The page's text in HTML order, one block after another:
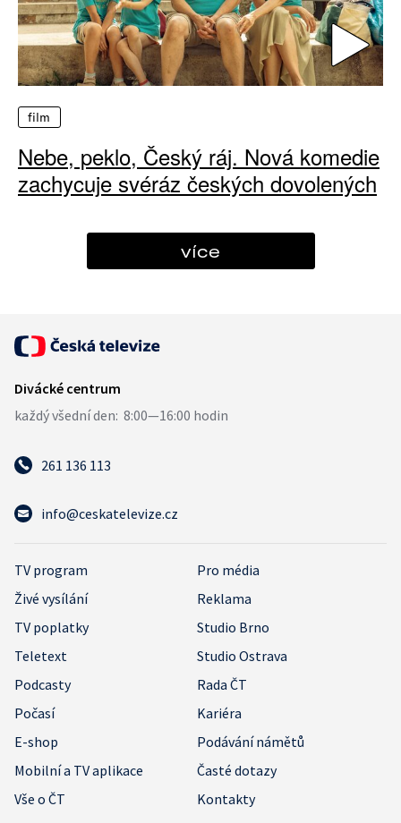
film
Nebe, peklo, Český ráj. Nová komedie
zachycuje svéráz českých dovolených
více
261 136 113
info@ceskatelevize.cz
TV program
Pro média
Živé vysílání
Reklama
TV poplatky
Studio Brno
Teletext
Studio Ostrava
Podcasty
Rada ČT
Počasí
Kariéra
E-shop
Podávání námětů
Mobilní a TV aplikace
Časté dotazy
Vše o ČT
Kontakty